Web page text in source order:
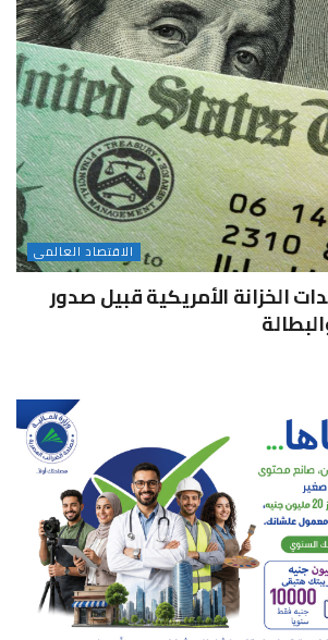
الاقتصاد العالمى
الخزانة الأمريكية قبيل صدور